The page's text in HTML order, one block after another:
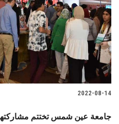
2022-08-14
جامعة عين شمس تختتم